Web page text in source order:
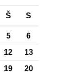
Š S
5
6
12
13
19
20